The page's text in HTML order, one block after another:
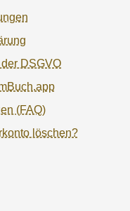
DSGVO
(FAQ)
löschen?